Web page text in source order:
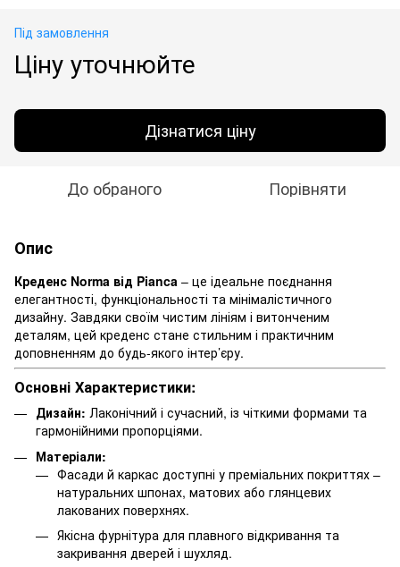
Під замовлення
Ціну уточнюйте
Дізнатися ціну
До обраного Порівняти
Опис
Креденс Norma від Pianca – це ідеальне поєднання
елегантності, функціональності та мінімалістичного
дизайну. Завдяки своїм чистим лініям і витонченим
деталям, цей креденс стане стильним і практичним
доповненням до будь-якого інтер’єру.
Основні Характеристики:
Дизайн: Лаконічний і сучасний, із чіткими формами та
гармонійними пропорціями.
Матеріали:
Фасади й каркас доступні у преміальних покриттях –
натуральних шпонах, матових або глянцевих
лакованих поверхнях.
Якісна фурнітура для плавного відкривання та
закривання дверей і шухляд.